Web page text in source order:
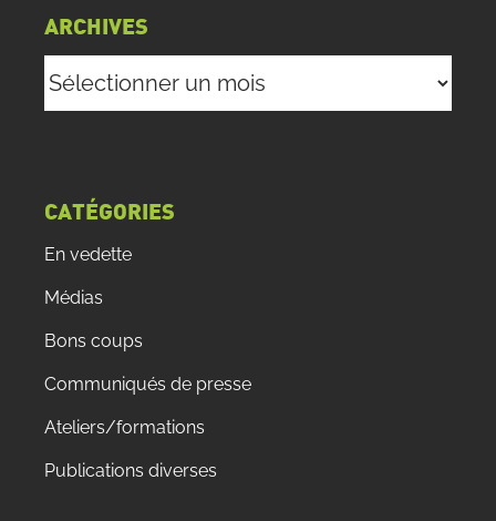
ARCHIVES
CATÉGORIES
En vedette
Médias
Bons coups
Communiqués de presse
Ateliers/formations
Publications diverses